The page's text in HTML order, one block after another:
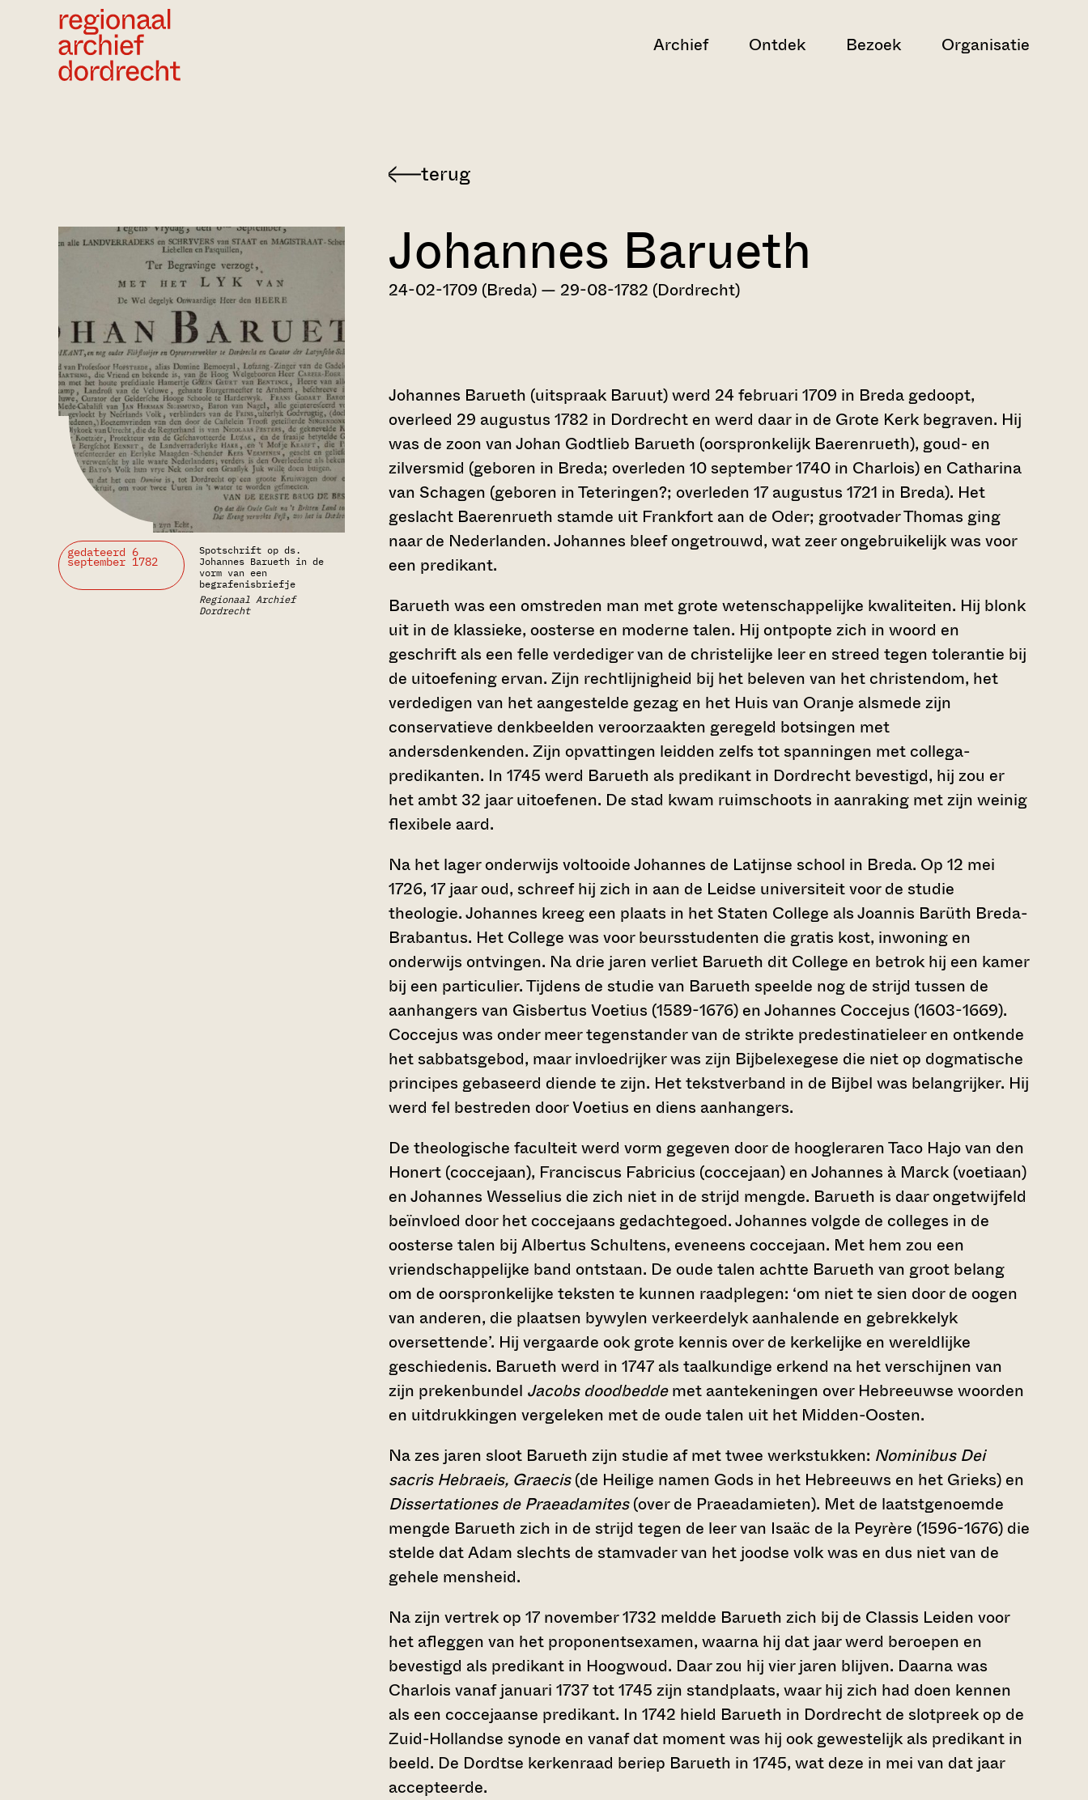
Archief Ontdek Bezoek Organisatie
Terug
Dordts
biografisch
woordenboek
Johannes Barueth
24-02-1709 (Breda) — 29-08-1782 (Dordrecht)
Spotschrift op ds.
Johannes Barueth in de
vorm van een
begrafenisbriefje
Regionaal Archief
Dordrecht
gedateerd 6
september 1782
Johannes Barueth (uitspraak Baruut) werd 24 februari 1709 in Breda gedoopt,
overleed 29 augustus 1782 in Dordrecht en werd daar in de Grote Kerk begraven. Hij
was de zoon van Johan Godtlieb Barueth (oorspronkelijk Baerenrueth), goud- en
zilversmid (geboren in Breda; overleden 10 september 1740 in Charlois) en Catharina
van Schagen (geboren in Teteringen?; overleden 17 augustus 1721 in Breda). Het
geslacht Baerenrueth stamde uit Frankfort aan de Oder; grootvader Thomas ging
naar de Nederlanden. Johannes bleef ongetrouwd, wat zeer ongebruikelijk was voor
een predikant.
Barueth was een omstreden man met grote wetenschappelijke kwaliteiten. Hij blonk
uit in de klassieke, oosterse en moderne talen. Hij ontpopte zich in woord en
geschrift als een felle verdediger van de christelijke leer en streed tegen tolerantie bij
de uitoefening ervan. Zijn rechtlijnigheid bij het beleven van het christendom, het
verdedigen van het aangestelde gezag en het Huis van Oranje alsmede zijn
conservatieve denkbeelden veroorzaakten geregeld botsingen met
andersdenkenden. Zijn opvattingen leidden zelfs tot spanningen met collega-
predikanten. In 1745 werd Barueth als predikant in Dordrecht bevestigd, hij zou er
het ambt 32 jaar uitoefenen. De stad kwam ruimschoots in aanraking met zijn weinig
flexibele aard.
Na het lager onderwijs voltooide Johannes de Latijnse school in Breda. Op 12 mei
1726, 17 jaar oud, schreef hij zich in aan de Leidse universiteit voor de studie
theologie. Johannes kreeg een plaats in het Staten College als Joannis Barüth Breda-
Brabantus. Het College was voor beursstudenten die gratis kost, inwoning en
onderwijs ontvingen. Na drie jaren verliet Barueth dit College en betrok hij een kamer
bij een particulier. Tijdens de studie van Barueth speelde nog de strijd tussen de
aanhangers van Gisbertus Voetius (1589-1676) en Johannes Coccejus (1603-1669).
Coccejus was onder meer tegenstander van de strikte predestinatieleer en ontkende
het sabbatsgebod, maar invloedrijker was zijn Bijbelexegese die niet op dogmatische
principes gebaseerd diende te zijn. Het tekstverband in de Bijbel was belangrijker. Hij
werd fel bestreden door Voetius en diens aanhangers.
De theologische faculteit werd vorm gegeven door de hoogleraren Taco Hajo van den
Honert (coccejaan), Franciscus Fabricius (coccejaan) en Johannes à Marck (voetiaan)
en Johannes Wesselius die zich niet in de strijd mengde. Barueth is daar ongetwijfeld
beïnvloed door het coccejaans gedachtegoed. Johannes volgde de colleges in de
oosterse talen bij Albertus Schultens, eveneens coccejaan. Met hem zou een
vriendschappelijke band ontstaan. De oude talen achtte Barueth van groot belang
om de oorspronkelijke teksten te kunnen raadplegen: ‘om niet te sien door de oogen
van anderen, die plaatsen bywylen verkeerdelyk aanhalende en gebrekkelyk
oversettende’. Hij vergaarde ook grote kennis over de kerkelijke en wereldlijke
geschiedenis. Barueth werd in 1747 als taalkundige erkend na het verschijnen van
zijn prekenbundel Jacobs doodbeddemet aantekeningen over Hebreeuwse woorden
en uitdrukkingen vergeleken met de oude talen uit het Midden-Oosten.
Na zes jaren sloot Barueth zijn studie af met twee werkstukken: Nominibus Dei
sacris Hebraeis, Graecis(de Heilige namen Gods in het Hebreeuws en het Grieks) en
Dissertationes de Praeadamites(over de Praeadamieten). Met de laatstgenoemde
mengde Barueth zich in de strijd tegen de leer van Isaäc de la Peyrère (1596-1676) die
stelde dat Adam slechts de stamvader van het joodse volk was en dus niet van de
gehele mensheid.
Na zijn vertrek op 17 november 1732 meldde Barueth zich bij de Classis Leiden voor
het afleggen van het proponentsexamen, waarna hij dat jaar werd beroepen en
bevestigd als predikant in Hoogwoud. Daar zou hij vier jaren blijven. Daarna was
Charlois vanaf januari 1737 tot 1745 zijn standplaats, waar hij zich had doen kennen
als een coccejaanse predikant. In 1742 hield Barueth in Dordrecht de slotpreek op de
Zuid-Hollandse synode en vanaf dat moment was hij ook gewestelijk als predikant in
beeld. De Dordtse kerkenraad beriep Barueth in 1745, wat deze in mei van dat jaar
accepteerde.